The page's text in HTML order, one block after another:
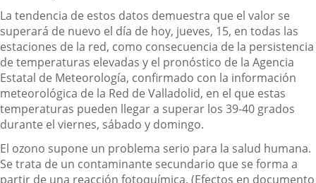
La tendencia de estos datos demuestra que el valor se
superará de nuevo el día de hoy, jueves, 15, en todas las
estaciones de la red, como consecuencia de la persistencia
de temperaturas elevadas y el pronóstico de la Agencia
Estatal de Meteorología, confirmado con la información
meteorológica de la Red de Valladolid, en el que estas
temperaturas pueden llegar a superar los 39-40 grados
durante el viernes, sábado y domingo.
El ozono supone un problema serio para la salud humana.
Se trata de un contaminante secundario que se forma a
partir de una reacción fotoquímica. (Efectos en documento